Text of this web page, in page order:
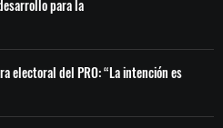
para la
electoral del PRO: “La intención es